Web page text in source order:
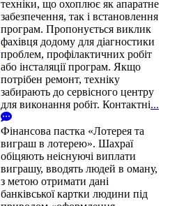
техніки, що охоплює як апаратне
забезпечення, так і встановлення
програм. Пропонується виклик
фахівця додому для діагностики
проблем, профілактичних робіт
або інсталяції програм. Якщо
потрібен ремонт, техніку
забирають до сервісного центру
для виконання робіт. Контактні...
Фінансова пастка «Лотерея та
виграш в лотерею». Шахраї
обіцяють неіснуючі виплати
виграшу, вводять людей в оману,
з метою отримати дані
банківської картки людини під